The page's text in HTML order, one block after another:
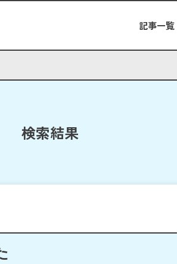
記事一覧
検索結果